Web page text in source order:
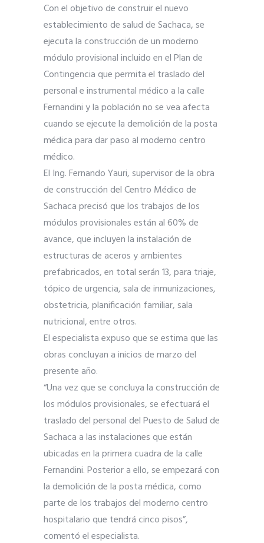
Con el objetivo de construir el nuevo
establecimiento de salud de Sachaca, se
ejecuta la construcción de un moderno
módulo provisional incluido en el Plan de
Contingencia que permita el traslado del
personal e instrumental médico a la calle
Fernandini y la población no se vea afecta
cuando se ejecute la demolición de la posta
médica para dar paso al moderno centro
médico.
El Ing. Fernando Yauri, supervisor de la obra
de construcción del Centro Médico de
Sachaca precisó que los trabajos de los
módulos provisionales están al 60% de
avance, que incluyen la instalación de
estructuras de aceros y ambientes
prefabricados, en total serán 13, para triaje,
tópico de urgencia, sala de inmunizaciones,
obstetricia, planificación familiar, sala
nutricional, entre otros.
El especialista expuso que se estima que las
obras concluyan a inicios de marzo del
presente año.
“Una vez que se concluya la construcción de
los módulos provisionales, se efectuará el
traslado del personal del Puesto de Salud de
Sachaca a las instalaciones que están
ubicadas en la primera cuadra de la calle
Fernandini. Posterior a ello, se empezará con
la demolición de la posta médica, como
parte de los trabajos del moderno centro
hospitalario que tendrá cinco pisos”,
comentó el especialista.